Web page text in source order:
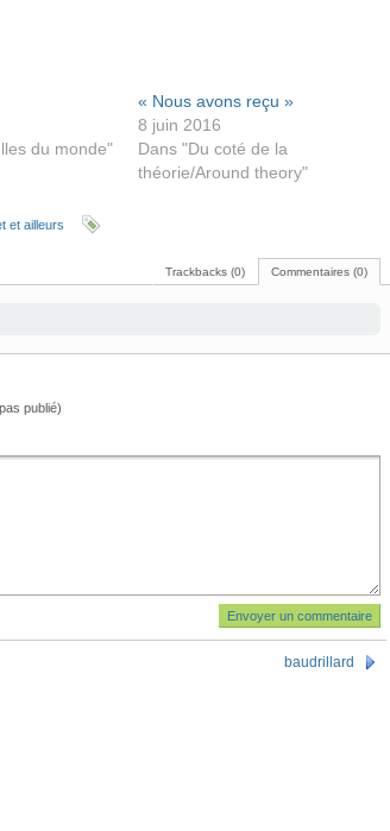
du monde"
« Nous avons reçu »
8 juin 2016
Dans "Du coté de la
théorie/Around theory"
et ailleurs
Commentaires (0)
Trackbacks (0)
publié)
baudrillard